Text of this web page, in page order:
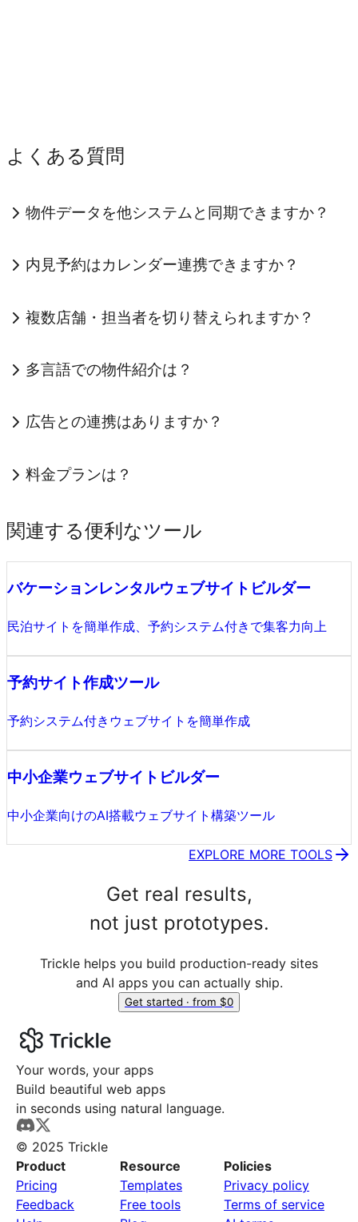
よくある質問
物件データを他システムと同期できますか？
内見予約はカレンダー連携できますか？
複数店舗・担当者を切り替えられますか？
多言語での物件紹介は？
広告との連携はありますか？
料金プランは？
関連する便利なツール
バケーションレンタルウェブサイトビルダー
民泊サイトを簡単作成、予約システム付きで集客力向上
予約サイト作成ツール
予約システム付きウェブサイトを簡単作成
中小企業ウェブサイトビルダー
中小企業向けのAI搭載ウェブサイト構築ツール
EXPLORE MORE TOOLS
Get real results,
not just prototypes.
Trickle helps you build production-ready sites
and AI apps you can actually ship.
Get started · from $0
Your words, your apps
Build beautiful web apps
in seconds using natural language.
© 2025 Trickle
Product
Pricing
Feedback
Resource
Templates
Free tools
Policies
Privacy policy
Terms of service